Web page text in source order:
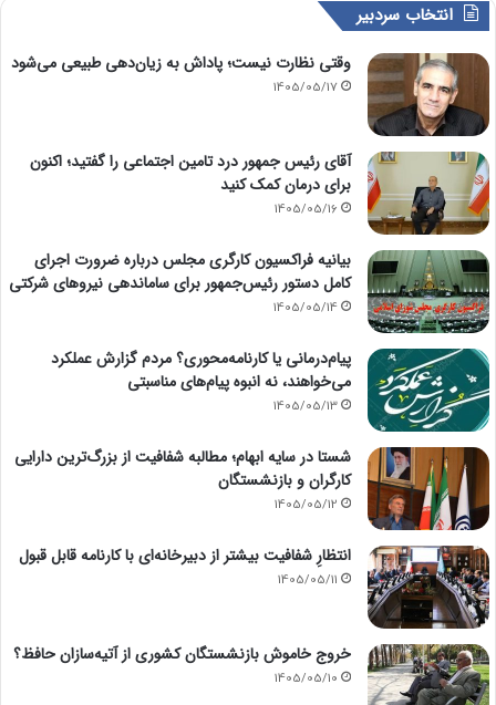
انتخاب سردبیر
وقتی نظارت نیست؛ پاداش به زیان‌دهی طبیعی می‌شود
1405/05/17
آقای رئیس جمهور درد تامین اجتماعی را گفتید؛ اکنون
برای درمان کمک کنید
1405/05/16
بیانیه فراکسیون کارگری مجلس درباره ضرورت اجرای
کامل دستور رئیس‌جمهور برای ساماندهی نیروهای شرکتی
1405/05/14
پیام‌درمانی یا کارنامه‌محوری؟ مردم گزارش عملکرد
می‌خواهند، نه انبوه پیام‌های مناسبتی
1405/05/13
شستا در سایه ابهام؛ مطالبه شفافیت از بزرگ‌ترین دارایی
کارگران و بازنشستگان
1405/05/12
انتظارِ شفافیت بیشتر از دبیرخانه‌ای با کارنامه قابل قبول
1405/05/11
خروج خاموش بازنشستگان کشوری از آتیه‌سازان حافظ؟
1405/05/10